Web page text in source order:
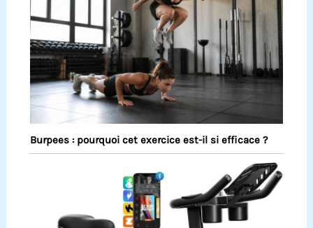
Burpees : pourquoi cet exercice est-il si efficace ?